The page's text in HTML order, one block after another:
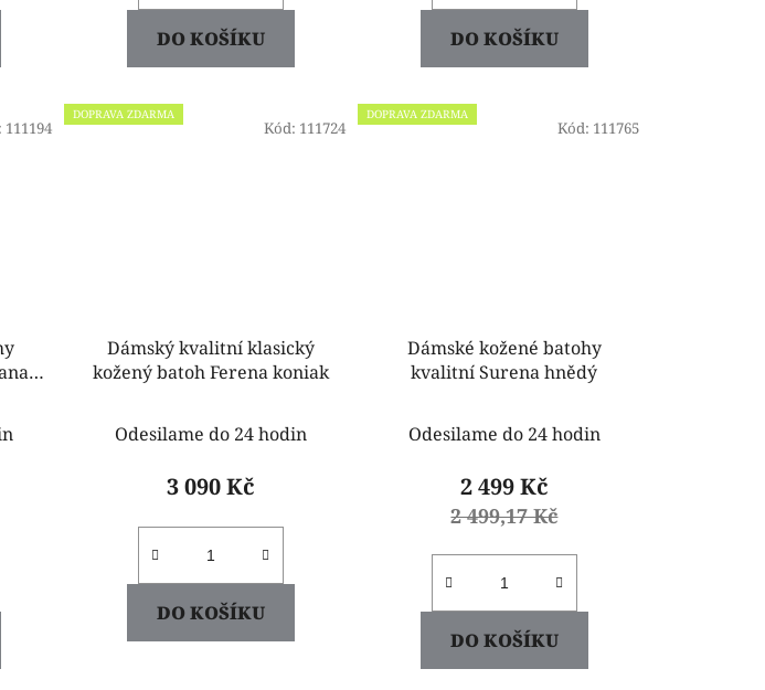
DO KOŠÍKU DO KOŠÍKU
111194
DOPRAVA ZDARMA
Dámský kvalitní klasický
kožený batoh Ferena koniak
Odesilame do 24 hodin
3 090 Kč
DO KOŠÍKU
Kód: 111724
DOPRAVA ZDARMA
Dámské kožené batohy
kvalitní Surena hnědý
Odesilame do 24 hodin
2 499 Kč
2 499,17 Kč
DO KOŠÍKU
Kód: 111765